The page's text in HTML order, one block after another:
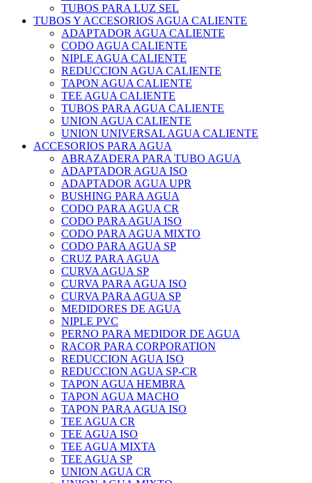
TUBOS PARA LUZ SEL
TUBOS Y ACCESORIOS AGUA CALIENTE
ADAPTADOR AGUA CALIENTE
CODO AGUA CALIENTE
NIPLE AGUA CALIENTE
REDUCCION AGUA CALIENTE
TAPON AGUA CALIENTE
TEE AGUA CALIENTE
TUBOS PARA AGUA CALIENTE
UNION AGUA CALIENTE
UNION UNIVERSAL AGUA CALIENTE
ACCESORIOS PARA AGUA
ABRAZADERA PARA TUBO AGUA
ADAPTADOR AGUA ISO
ADAPTADOR AGUA UPR
BUSHING PARA AGUA
CODO PARA AGUA CR
CODO PARA AGUA ISO
CODO PARA AGUA MIXTO
CODO PARA AGUA SP
CRUZ PARA AGUA
CURVA AGUA SP
CURVA PARA AGUA ISO
CURVA PARA AGUA SP
MEDIDORES DE AGUA
NIPLE PVC
PERNO PARA MEDIDOR DE AGUA
RACOR PARA CORPORATION
REDUCCION AGUA ISO
REDUCCION AGUA SP-CR
TAPON AGUA HEMBRA
TAPON AGUA MACHO
TAPON PARA AGUA ISO
TEE AGUA CR
TEE AGUA ISO
TEE AGUA MIXTA
TEE AGUA SP
UNION AGUA CR